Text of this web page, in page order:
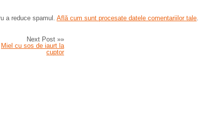
a reduce spamul. Află cum sunt procesate datele comentariilor tale.
Next Post »»
Miel cu sos de iaurt la
cuptor